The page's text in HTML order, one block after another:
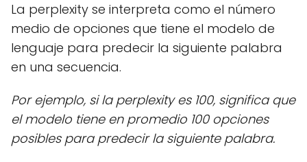
La perplexity se interpreta como el número
medio de opciones que tiene el modelo de
lenguaje para predecir la siguiente palabra
en una secuencia.
Por ejemplo, si la perplexity es 100, significa que
el modelo tiene en promedio 100 opciones
posibles para predecir la siguiente palabra.